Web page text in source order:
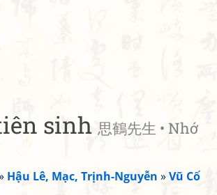
sinh 思鶴先生 • Nhớ
Hậu Lê, Mạc, Trịnh-Nguyễn »Vũ Cố